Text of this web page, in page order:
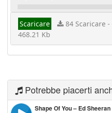
Scaricare 84 Scaricare -
468.21 Kb
Potrebbe piacerti
Shape Of You – Ed Sheeran